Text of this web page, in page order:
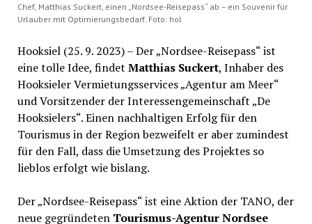
Chef, Matthias Suckert, einen „Nordsee-Reisepass“ ab – ein Souvenir für
Urlauber mit Optimierungsbedarf. Foto: hol
Hooksiel (25. 9. 2023) – Der „Nordsee-Reisepass“ ist
eine tolle Idee, findet Matthias Suckert, Inhaber des
Hooksieler Vermietungsservices „Agentur am Meer“
und Vorsitzender der Interessengemeinschaft „De
Hooksielers“. Einen nachhaltigen Erfolg für den
Tourismus in der Region bezweifelt er aber zumindest
für den Fall, dass die Umsetzung des Projektes so
lieblos erfolgt wie bislang.
Der „Nordsee-Reisepass“ ist eine Aktion der TANO, der
neue gegründeten Tourismus-Agentur Nordsee